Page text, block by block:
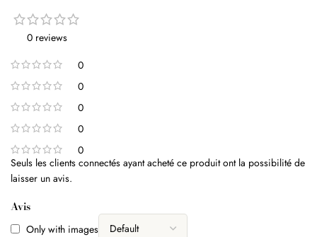
0 reviews
0
0
0
0
0
Avis
Only with images
Seuls les clients connectés ayant acheté ce produit ont la possibilité de
laisser un avis.